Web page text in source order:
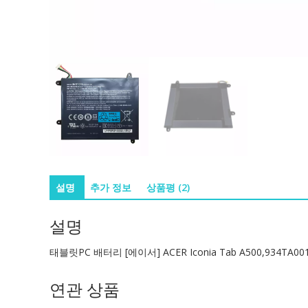
설명 추가 정보 상품평 (2)
설명
태블릿PC 배터리 [에이서] ACER Iconia Tab
연관 상품